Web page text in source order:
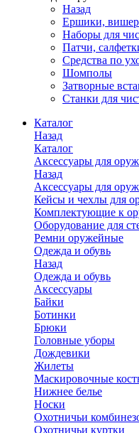
Назад
Ершики,
Наборы для
Патчи,
Средства по
Шомполы
Затворные
Станки для
Каталог
Назад
Каталог
Аксессуары для
Назад
Аксессуары для
Кейсы и чехлы для
Комплектующие к
Оборудование для
Ремни оружейные
Одежда и обувь
Назад
Одежда и обувь
Аксессуары
Байки
Ботинки
Брюки
Головные уборы
Дождевики
Жилеты
Маскировочные
Нижнее белье
Носки
Охотничьи
Охотничьи куртки